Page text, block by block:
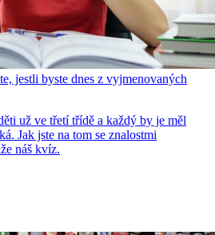
jestli byste dnes z vyjmenovaných
už ve třetí třídě a každý by je měl
Jak jste na tom se znalostmi
náš kvíz.